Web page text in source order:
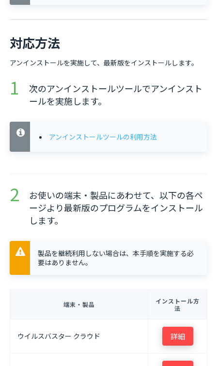
対応方法
アンインストールを実施して、最新版をインストールします。
次のアンインストールツールでアンインスト
ールを実施します。
アンインストールツールの利用方法
お使いの端末・製品にあわせて、以下の各ペ
ージより最新版のプログラムをインストール
します。
製品を継続利用しない場合は、本手順を実施する必
要はありません。
端末・製品
インストール方
法
ウイルスバスター クラウド 詳細